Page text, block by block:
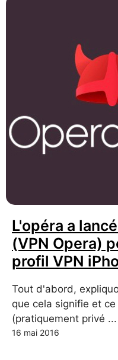
L'opéra a
(VPN Opera)
profil VPN
Tout d'abord,
que cela signifie et
(pratiquement privé ...
16 mai 2016